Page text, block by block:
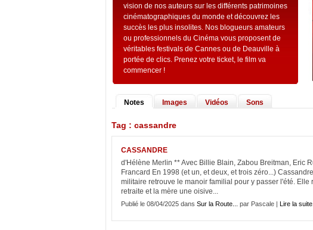
vision de nos auteurs sur les différents patrimoines
cinématographiques du monde et découvrez les
succès les plus insolites. Nos blogueurs amateurs
ou professionnels du Cinéma vous proposent de
véritables festivals de Cannes ou de Deauville à
portée de clics. Prenez votre ticket, le film va
commencer !
Notes Images Vidéos Sons
Tag : cassandre
CASSANDRE
d'Hélène Merlin ** Avec Billie Blain, Zabou Breitman, Eric
Francard En 1998 (et un, et deux, et trois zéro...)
militaire retrouve le manoir familial pour y passer l'été.
retraite et la mère une oisive...
Publié le 08/04/2025 dans Sur la Route... par Pascale | Lire la